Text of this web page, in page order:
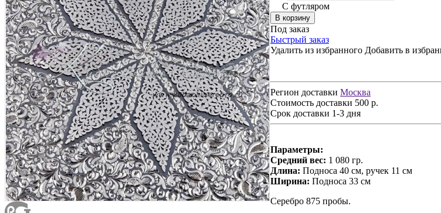
С футляром
Под заказ
Быстрый заказ
Удалить из избранного Добавить в
Регион доставки Москва
Стоимость доставки 500 р.
Срок доставки 1-3 дня
Параметры:
Средний вес: 1 080 гр.
Длина: Подноса 40 см, ручек 11 см
Ширина: Подноса 33 см
Серебро 875 пробы.